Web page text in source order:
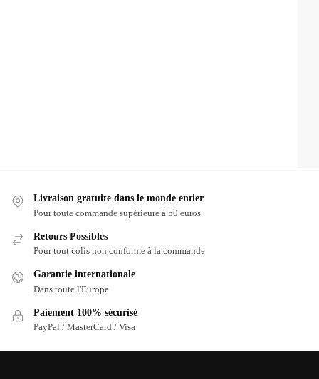
Livraison gratuite dans le monde entier
Pour toute commande supérieure à 50 euros
Retours Possibles
Pour tout colis non conforme à la commande
Garantie internationale
Dans toute l'Europe
Paiement 100% sécurisé
PayPal / MasterCard / Visa